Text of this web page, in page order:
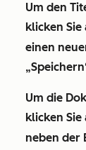
Um den
klicken Sie
einen
Um die
klicken Sie
neben der